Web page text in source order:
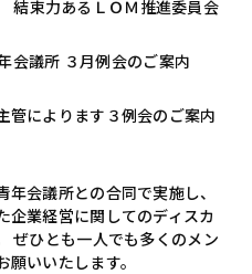
結束力あるＬＯＭ推進委員会
会議所 ３月例会のご案内
管によります３例会のご案内
会議所との合同で実施し、
企業経営に関してのディスカ
ぜひとも一人でも多くのメン
いいたします。